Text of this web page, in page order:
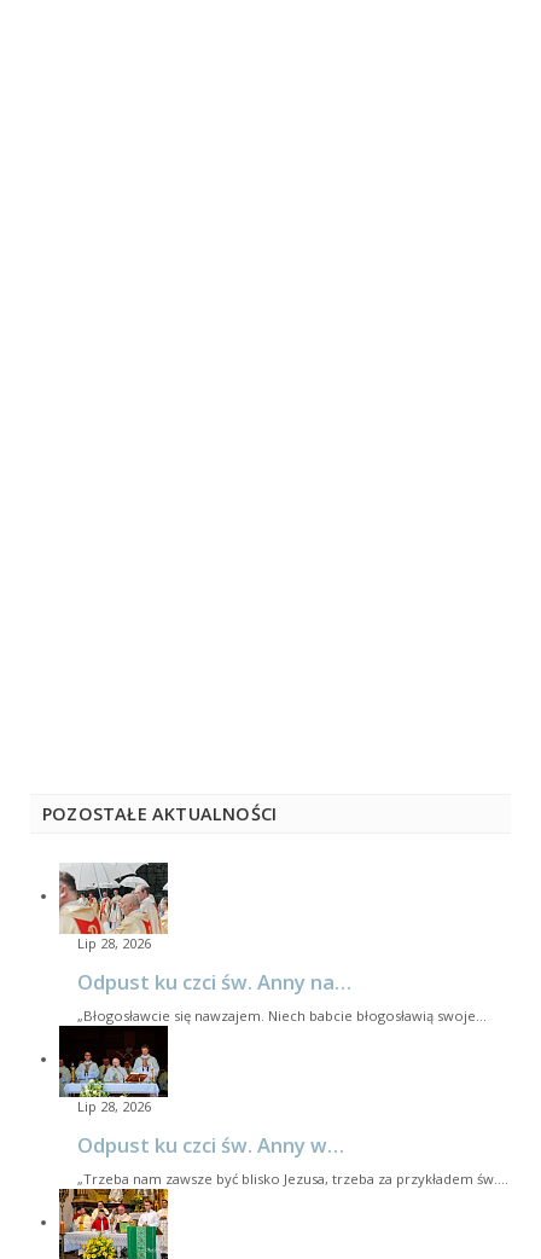
POZOSTAŁE AKTUALNOŚCI
Lip 28, 2026
Odpust ku czci św. Anny na…
„Błogosławcie się nawzajem. Niech babcie błogosławią swoje…
Lip 28, 2026
Odpust ku czci św. Anny w…
„Trzeba nam zawsze być blisko Jezusa, trzeba za przykładem św.…